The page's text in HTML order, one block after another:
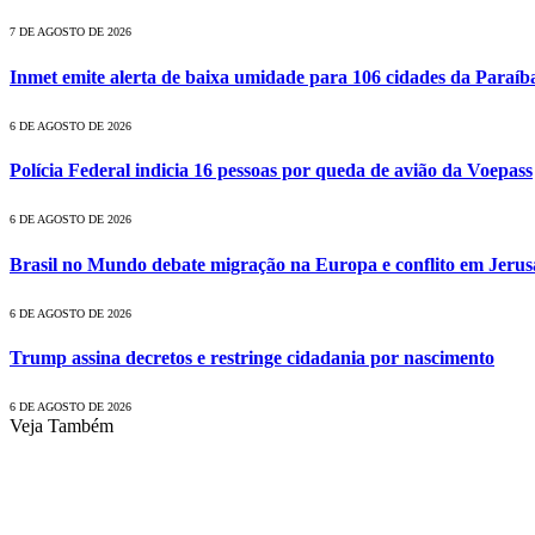
7 DE AGOSTO DE 2026
Inmet emite alerta de baixa umidade para 106 cidades da
6 DE AGOSTO DE 2026
Polícia Federal indicia 16 pessoas por queda de avião da Voepass
6 DE AGOSTO DE 2026
Brasil no Mundo debate migração na Europa e conflito em
6 DE AGOSTO DE 2026
Trump assina decretos e restringe cidadania por nascimento
6 DE AGOSTO DE 2026
Veja Também